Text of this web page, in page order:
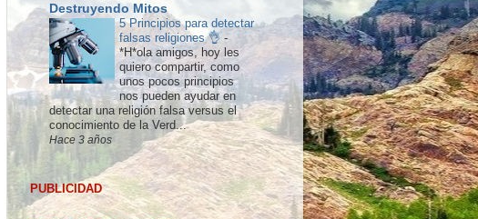
Destruyendo Mitos
5 Principios para detectar
falsas religiones 👌-
*H*ola amigos, hoy les
quiero compartir, como
unos pocos principios
nos pueden ayudar en
detectar una religión falsa versus el
conocimiento de la Verd...
Hace 3 años
PUBLICIDAD